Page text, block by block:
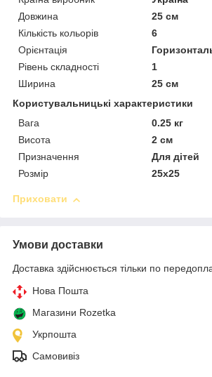
Довжина
25 см
Кількість кольорів
6
Орієнтація
Рівень складності
1
Ширина
25 см
Користувальницькі характеристики
Вага
0.25 кг
Висота
2 см
Призначення
Для дітей
Розмір
25х25
Приховати
Умови доставки
Доставка здійснюється тільки по
Нова Пошта
Магазини Rozetka
Укрпошта
Самовивіз